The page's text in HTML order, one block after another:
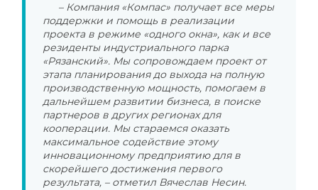
– Компания «Компас» получает все меры
поддержки и помощь в реализации
проекта в режиме «одного окна», как и все
резиденты индустриального парка
«Рязанский». Мы сопровождаем проект от
этапа планирования до выхода на полную
производственную мощность, помогаем в
дальнейшем развитии бизнеса, в поиске
партнеров в других регионах для
кооперации. Мы стараемся оказать
максимальное содействие этому
инновационному предприятию для в
скорейшего достижения первого
результата, – отметил Вячеслав Несин.